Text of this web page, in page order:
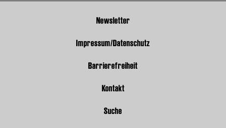
Newsletter
Impressum/Datenschutz
Barrierefreiheit
Kontakt
Suche